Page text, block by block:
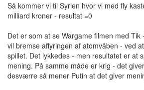
Så kommer vi til Syrien hvor vi med fly
milliard kroner - resultat =0
Det er som at se Wargame filmen med Tik
vil bremse affyringen af atomvåben - ved
spillet. Det lykkedes - men resultatet er at
mening. På samme måde er krig - det
desværre så mener Putin at det giver